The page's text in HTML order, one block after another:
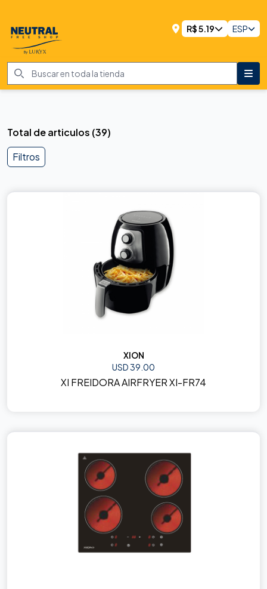
R$5.19 ESP
Total de articulos (39)
Filtros
XION
USD 39.00
XI FREIDORA AIRFRYER XI-FR74